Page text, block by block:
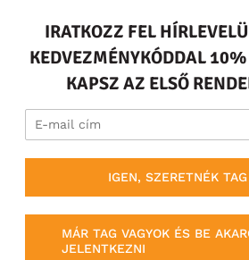
IRATKOZZ FEL
KEDVEZMÉNYKÓDDAL
KAPSZ AZ ELSŐ
IGEN, SZERETNÉK
MÁR TAG VAGYOK ÉS BE
JELENTKEZNI